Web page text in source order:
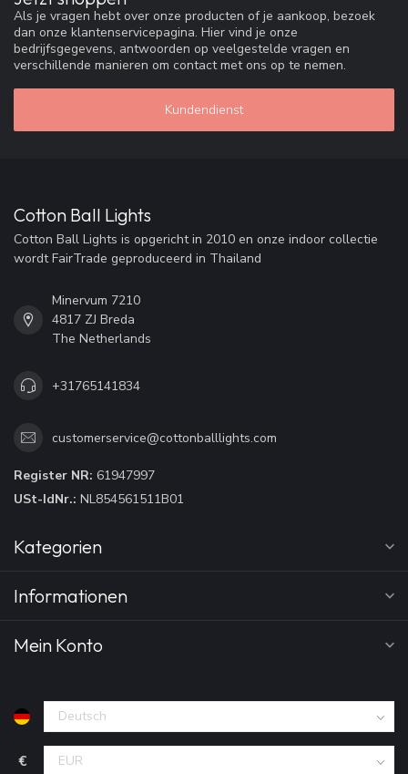
Als je vragen hebt over onze producten of je aankoop, bezoek
dan onze klantenservicepagina. Hier vind je onze
bedrijfsgegevens, antwoorden op veelgestelde vragen en
verschillende manieren om contact met ons op te nemen.
Kundendienst
Cotton Ball Lights
Cotton Ball Lights is opgericht in 2010 en onze indoor collectie
wordt FairTrade geproduceerd in Thailand
Minervum 7210
4817 ZJ Breda
The Netherlands
+31765141834
customerservice@cottonballlights.com
Register NR: 61947997
USt-IdNr.: NL854561511B01
Kategorien
Informationen
Mein Konto
€